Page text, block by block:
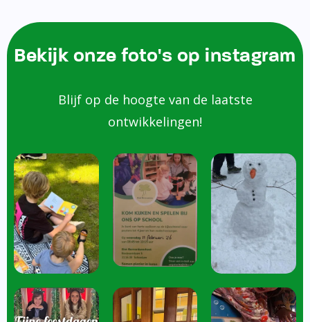
Bekijk onze foto's op instagram
Blijf op de hoogte van de laatste
ontwikkelingen!